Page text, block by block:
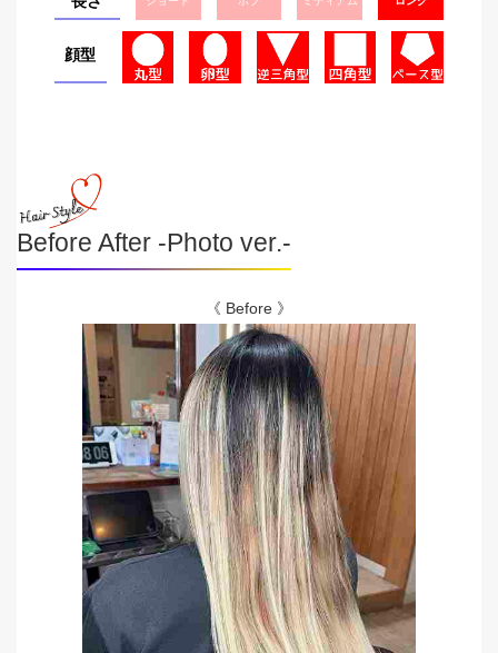
顔型
Before After -Photo ver.-
《 Before 》